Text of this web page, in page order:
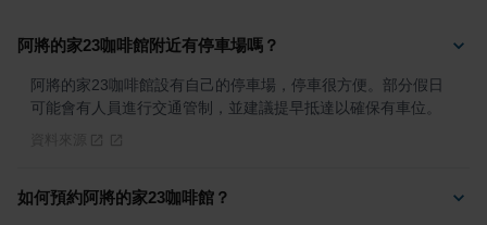
阿將的家23咖啡館附近有停車場嗎？
阿將的家23咖啡館設有自己的停車場，停車很方便。部分假日
可能會有人員進行交通管制，並建議提早抵達以確保有車位。
如何預約阿將的家23咖啡館？